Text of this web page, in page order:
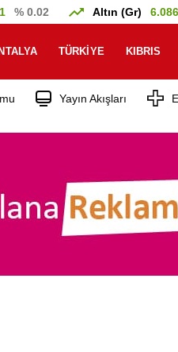
% 0.02 Altın (Gr)
TÜRKIYE KIBRIS
Yayın Akışları